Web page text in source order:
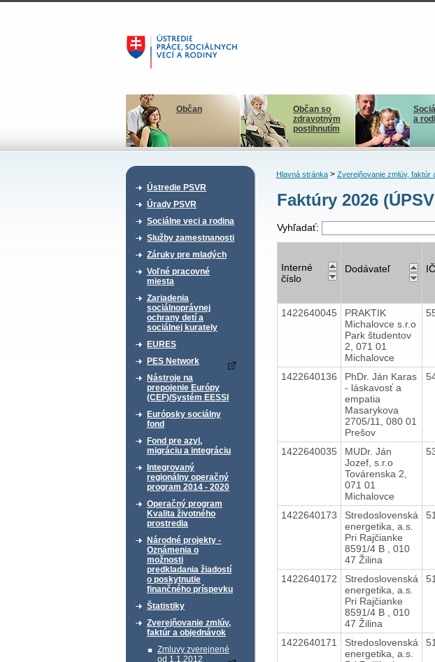
Občan
Občan so
zdravotným
postihnutím
a
Ústredie PSVR
Úrady PSVR
Sociálne veci a rodina
Služby zamestnanosti
Záruky pre mladých
Voľné pracovné
miesta
Zariadenia
sociálnoprávnej
ochrany detí a
sociálnej kurately
EURES
PES Network
Nástroje na
prepojenie Európy
(CEF)/Systém EESSI
Európsky sociálny
fond
Fond pre azyl,
migráciu a integráciu
Integrovaný
regionálny operačný
program 2014 - 2020
Operačný program
Kvalita životného
prostredia
Národné projekty -
Oznámenia o
možnosti
predkladania žiadostí
o poskytnutie
finančného príspevku
Štatistiky
Zverejňovanie zmlúv,
faktúr a objednávok
Zmluvy zverejnené
od 1.1.2012
Hlavná stránka> Zverejňovanie zmlúv, faktúr
Faktúry 2026
Vyhľadať:
Interné
číslo
Dodávateľ
1422640045
PRAKTIK
Michalovce s.r.o
Park študentov
2, 071 01
Michalovce
1422640136
PhDr. Ján Karas
- láskavosť a
empatia
Masarykova
2705/11, 080 01
Prešov
1422640035
MUDr. Ján
Jozef, s.r.o
Továrenska 2,
071 01
Michalovce
1422640173
Stredoslovenská
energetika, a.s.
Pri Rajčianke
8591/4 B , 010
47 Žilina
1422640172
Stredoslovenská
energetika, a.s.
Pri Rajčianke
8591/4 B , 010
47 Žilina
1422640171
Stredoslovenská
energetika, a.s.